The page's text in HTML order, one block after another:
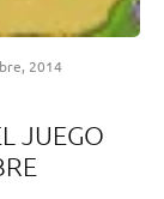
2014
JUEGO